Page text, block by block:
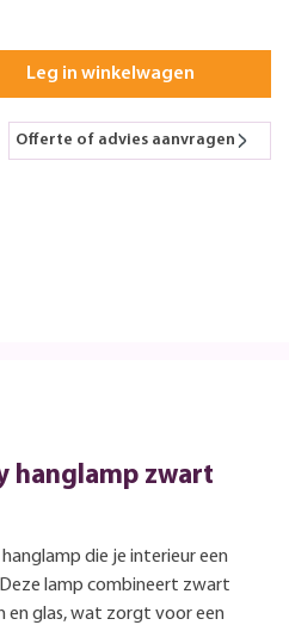
Leg in winkelwagen
Offerte of advies aanvragen
hanglamp zwart
die je interieur een
lamp combineert zwart
en glas, wat zorgt voor een